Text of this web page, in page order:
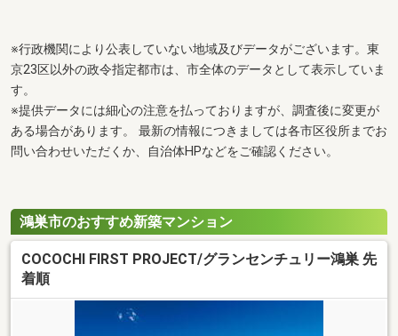
※行政機関により公表していない地域及びデータがございます。東
京23区以外の政令指定都市は、市全体のデータとして表示していま
す。
※提供データには細心の注意を払っておりますが、調査後に変更が
ある場合があります。 最新の情報につきましては各市区役所までお
問い合わせいただくか、自治体HPなどをご確認ください。
鴻巣市のおすすめ新築マンション
COCOCHI FIRST PROJECT/グランセンチュリー鴻巣 先
着順